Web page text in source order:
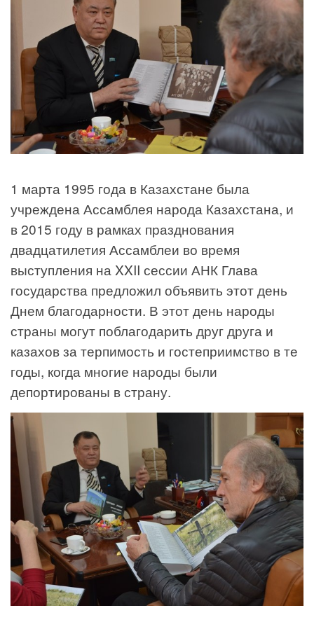
1 марта 1995 года в Казахстане была
учреждена Ассамблея народа Казахстана, и
в 2015 году в рамках празднования
двадцатилетия Ассамблеи во время
выступления на XXII сессии АНК Глава
государства предложил объявить этот день
Днем благодарности. В этот день народы
страны могут поблагодарить друг друга и
казахов за терпимость и гостеприимство в те
годы, когда многие народы были
депортированы в страну.